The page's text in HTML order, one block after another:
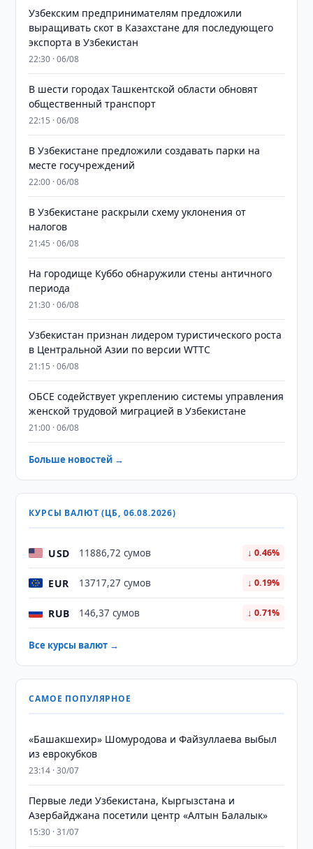
Узбекским предпринимателям предложили
выращивать скот в Казахстане для последующего
экспорта в Узбекистан
22:30 · 06/08
В шести городах Ташкентской области обновят
общественный транспорт
22:15 · 06/08
В Узбекистане предложили создавать парки на
месте госучреждений
22:00 · 06/08
В Узбекистане раскрыли схему уклонения от
налогов
21:45 · 06/08
На городище Куббо обнаружили стены античного
периода
21:30 · 06/08
Узбекистан признан лидером туристического роста
в Центральной Азии по версии WTTC
21:15 · 06/08
ОБСЕ содействует укреплению системы управления
женской трудовой миграцией в Узбекистане
21:00 · 06/08
Больше новостей →
КУРСЫ ВАЛЮТ (ЦБ, 06.08.2026)
USD 11886,72 сумов ↓ 0.46%
EUR 13717,27 сумов ↓ 0.19%
RUB 146,37 сумов ↓ 0.71%
Все курсы валют →
САМОЕ ПОПУЛЯРНОЕ
«Башакшехир» Шомуродова и Файзуллаева выбыл
из еврокубков
23:14 · 30/07
Первые леди Узбекистана, Кыргызстана и
Азербайджана посетили центр «Алтын Балалык»
15:30 · 31/07